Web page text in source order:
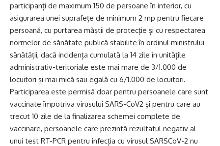
participanți de maximum 150 de persoane în interior, cu
asigurarea unei suprafețe de minimum 2 mp pentru fiecare
persoană, cu purtarea măștii de protecție și cu respectarea
normelor de sănătate publică stabilite în ordinul ministrului
sănătății, dacă incidența cumulată la 14 zile în unitățile
administrativ-teritoriale este mai mare de 3/1.000 de
locuitori și mai mică sau egală cu 6/1.000 de locuitori.
Participarea este permisă doar pentru persoanele care sunt
vaccinate împotriva virusului SARS-CoV2 și pentru care au
trecut 10 zile de la finalizarea schemei complete de
vaccinare, persoanele care prezintă rezultatul negativ al
unui test RT-PCR pentru infecția cu virusul SARSCoV-2 nu